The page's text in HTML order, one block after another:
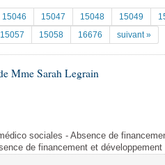
l'Assemblée ... )
15046 15047 15048 15049
15057 15058 16676 suivant »
Mme Sarah Legrain
sociales - Absence de
de financement et